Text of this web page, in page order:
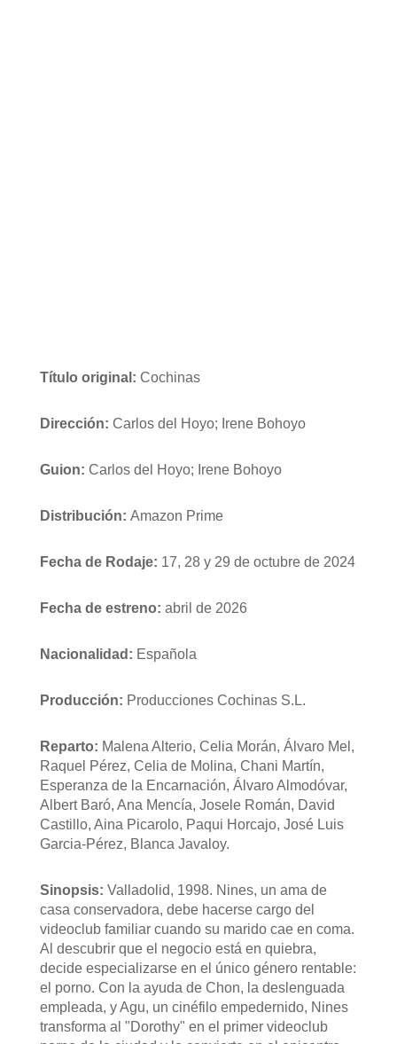
Título original: Cochinas
Dirección: Carlos del Hoyo; Irene Bohoyo
Guion: Carlos del Hoyo; Irene Bohoyo
Distribución: Amazon Prime
Fecha de Rodaje: 17, 28 y 29 de octubre de 2024
Fecha de estreno: abril de 2026
Nacionalidad: Española
Producción: Producciones Cochinas S.L.
Reparto: Malena Alterio, Celia Morán, Álvaro Mel,
Raquel Pérez, Celia de Molina, Chani Martín,
Esperanza de la Encarnación, Álvaro Almodóvar,
Albert Baró, Ana Mencía, Josele Román, David
Castillo, Aina Picarolo, Paqui Horcajo, José Luis
Garcia-Pérez, Blanca Javaloy.
Sinopsis: Valladolid, 1998. Nines, un ama de
casa conservadora, debe hacerse cargo del
videoclub familiar cuando su marido cae en coma.
Al descubrir que el negocio está en quiebra,
decide especializarse en el único género rentable:
el porno. Con la ayuda de Chon, la deslenguada
empleada, y Agu, un cinéfilo empedernido, Nines
transforma al "Dorothy" en el primer videoclub